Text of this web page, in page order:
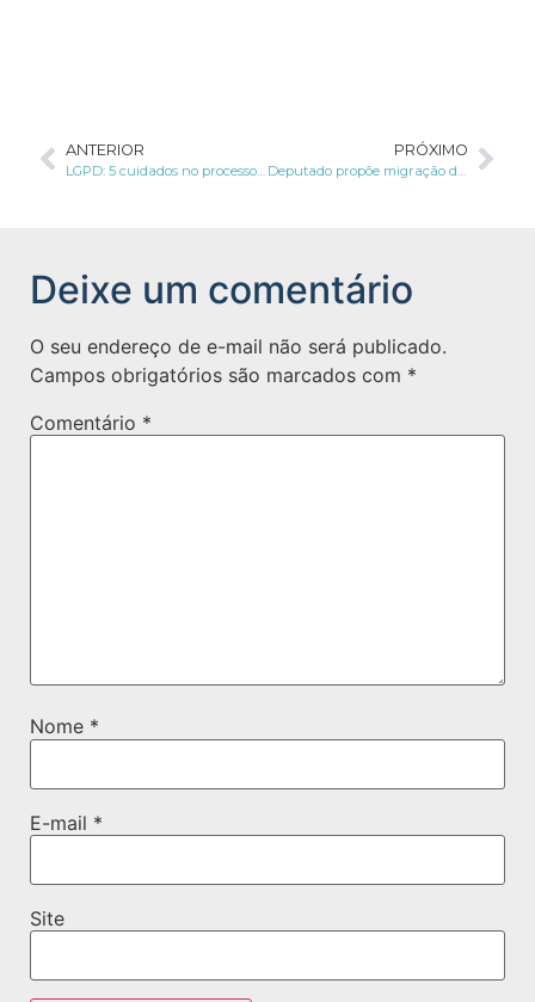
ANTERIOR PRÓXIMO
Deixe um comentário
O seu endereço de e-mail não será publicado.
Campos obrigatórios são marcados com *
Comentário *
Nome *
E-mail *
Site